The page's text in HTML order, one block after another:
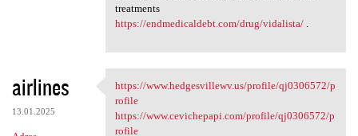
treatments
https://endmedicaldebt.com/drug/vidalista/.
airlines
13.01.2025
https://www.hedgesvillewv.us
https://www.hedgesvillewv.us/profile/qj0306572/p
rofile
https://www.cevichepapi.com/profile/qj0306572/p
rofile